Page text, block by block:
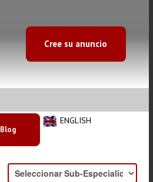
Cree su anuncio
ENGLISH
Blog